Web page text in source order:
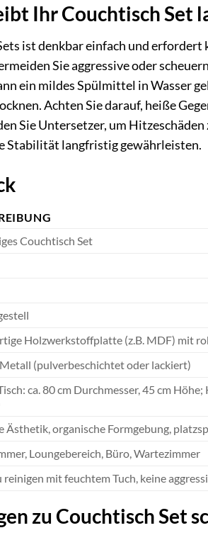
Ihr Couchtisch Set
ist denkbar einfach und
Sie aggressive oder
ein mildes Spülmittel in Wasser
Achten Sie darauf, heiße
Sie Untersetzer, um
Stabilität langfristig gewährleisten.
Couchtisch Set
Holzwerkstoffplatte (z.B. MDF) mit
(pulverbeschichtet oder lackiert)
ca. 80 cm Durchmesser, 45 cm
Ästhetik, organische Formgebung,
Loungebereich, Büro, Wartezimmer
reinigen mit feuchtem Tuch, keine
zu Couchtisch Set